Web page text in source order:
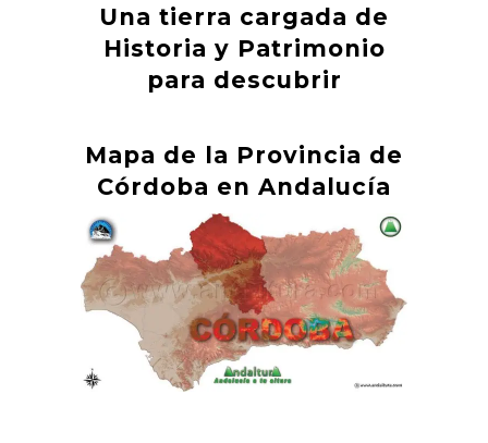
Una tierra cargada de
Historia y Patrimonio
para descubrir
Mapa de la Provincia de
Córdoba en Andalucía